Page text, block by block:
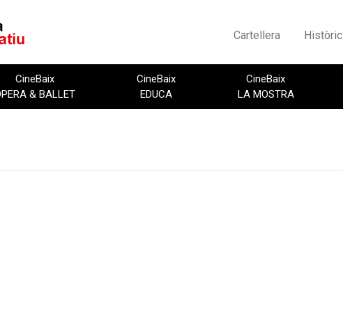
Cartellera Històric
CineBaix
& BALLET
CineBaix
EDUCA
CineBaix
LA MOSTRA